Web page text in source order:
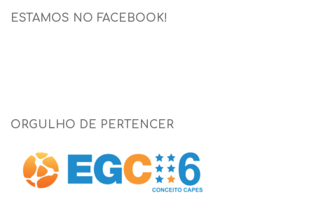
ESTAMOS NO FACEBOOK!
ORGULHO DE PERTENCER